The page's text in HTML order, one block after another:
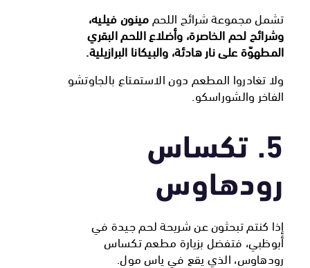
تشمل مجموعة شرائح اللحم مينون فيليه،
وشرائح لحم الخاصرة، وأضلاع اللحم البقري
المطهوّة على نار هادئة، والبيكانا البرازيلية.
ولا تغادروا المطعم دون الاستمتاع بالجاوتشو
الفاخر والشوراسكو.
5. تكساس
رودهاوس
إذا كنتم تبحثون عن شريحة لحم جيدة في
أبوظبي، فتفضل بزيارة مطعم تكساس
رودهاوس، الذي يقع في ياس مول.